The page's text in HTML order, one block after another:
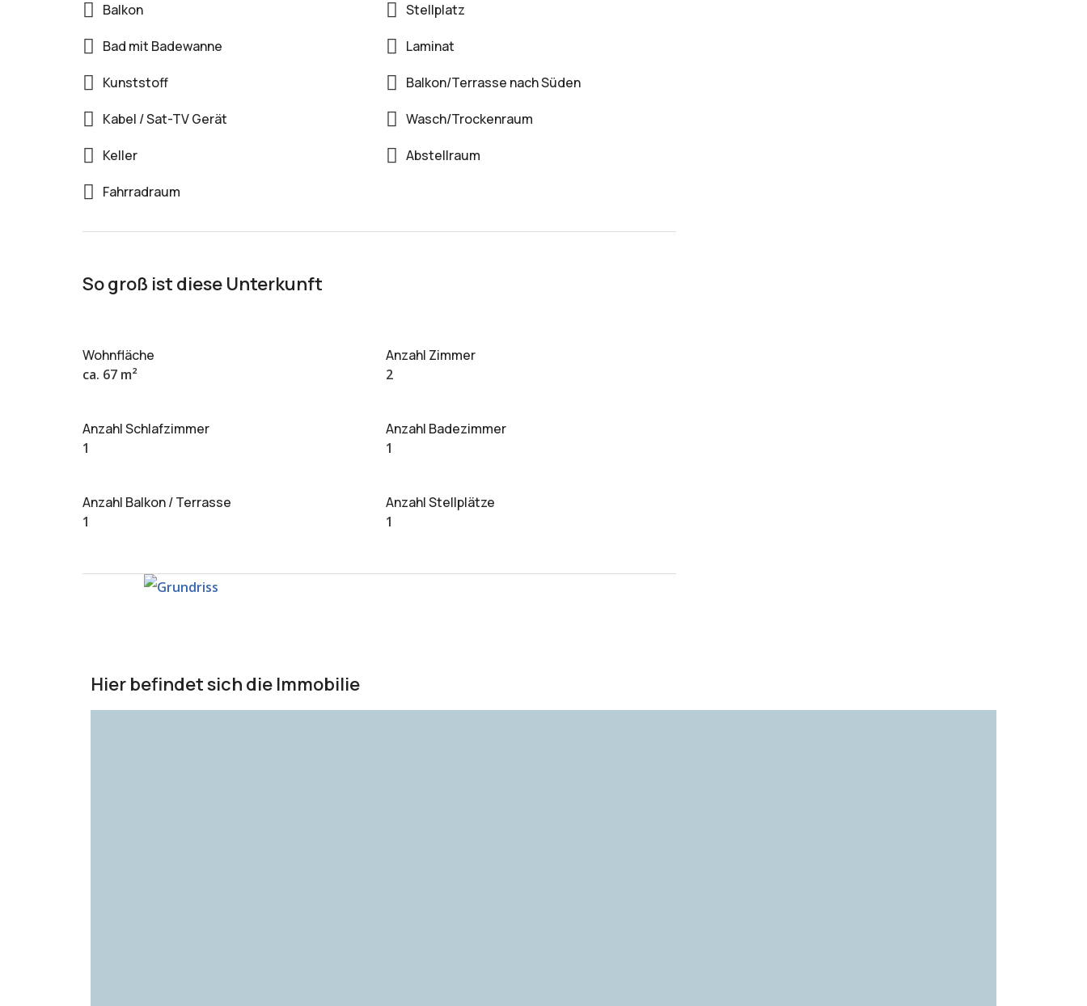
Balkon Stellplatz
Bad mit Badewanne Laminat
Kunststoff Balkon/Terrasse nach Süden
Kabel / Sat-TV Gerät Wasch/Trockenraum
Keller Abstellraum
Fahrradraum
So groß ist diese Unterkunft
Wohnfläche
ca. 67 m²
Anzahl Zimmer
2
Anzahl Schlafzimmer
1
Anzahl Badezimmer
1
Anzahl Balkon / Terrasse
1
Anzahl Stellplätze
1
Hier befindet sich die Immobilie